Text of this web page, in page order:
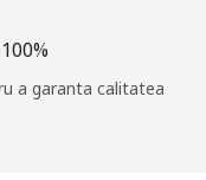
a garanta calitatea